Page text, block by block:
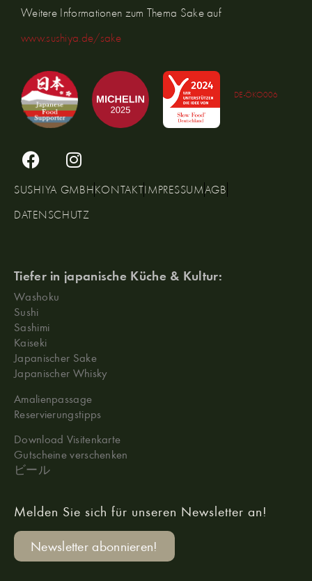
Weitere Informationen zum Thema Sake auf
www.sushiya.de/sake
DE-ÖKO006
SUSHIYA GMBHKONTAKTIMPRESSUMAGB
DATENSCHUTZ
Tiefer in japanische Küche & Kultur:
Washoku
Sushi
Sashimi
Kaiseki
Japanischer Sake
Japanischer Whisky
Amalienpassage
Reservierungstipps
Download Visitenkarte
Gutscheine verschenken
ビール
Melden Sie sich für unseren Newsletter an!
Newsletter abonnieren!